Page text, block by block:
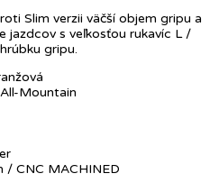
Slim verzii väčší objem gripu a
jazdcov s veľkosťou rukavíc L /
gripu.
Mountain
/ CNC MACHINED